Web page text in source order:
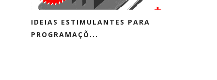
IDEIAS ESTIMULANTES PARA
PROGRAMAÇÕ...